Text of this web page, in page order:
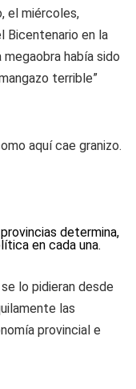
el miércoles,
Bicentenario en la
había sido
terrible”
aquí cae granizo.
determina,
en cada una.
lo pidieran desde
las
provincial e